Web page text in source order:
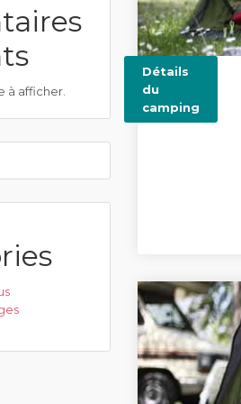
à afficher.
Détails
du
camping